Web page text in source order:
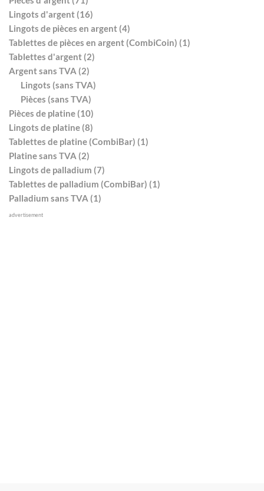
Lingots d'argent (16)
Lingots de pièces en argent (4)
Tablettes de pièces en argent (CombiCoin) (1)
Tablettes d'argent (2)
Argent sans TVA (2)
Lingots (sans TVA)
Pièces (sans TVA)
Pièces de platine (10)
Lingots de platine (8)
Tablettes de platine (CombiBar) (1)
Platine sans TVA (2)
Lingots de palladium (7)
Tablettes de palladium (CombiBar) (1)
Palladium sans TVA (1)
advertisement